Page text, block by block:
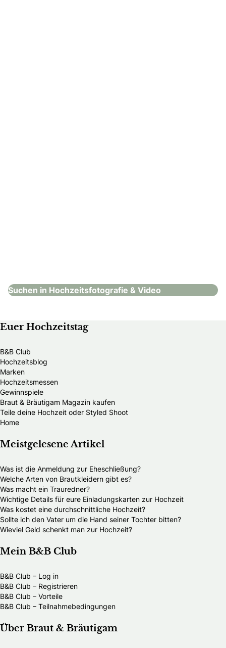
Suchen in Hochzeitsfotografie & Video
Euer Hochzeitstag
B&B Club
Hochzeitsblog
Marken
Hochzeitsmessen
Gewinnspiele
Braut & Bräutigam Magazin kaufen
Teile deine Hochzeit oder Styled Shoot
Home
Meistgelesene Artikel
Was ist die Anmeldung zur Eheschließung?
Welche Arten von Brautkleidern gibt es?
Was macht ein Trauredner?
Wichtige Details für eure Einladungskarten zur Hochzeit
Was kostet eine durchschnittliche Hochzeit?
Sollte ich den Vater um die Hand seiner Tochter bitten?
Wieviel Geld schenkt man zur Hochzeit?
Mein B&B Club
B&B Club – Log in
B&B Club – Registrieren
B&B Club – Vorteile
B&B Club – Teilnahmebedingungen
Über Braut & Bräutigam